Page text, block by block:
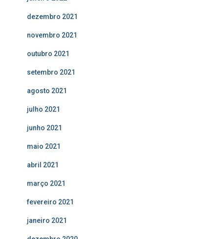
dezembro 2021
novembro 2021
outubro 2021
setembro 2021
agosto 2021
julho 2021
junho 2021
maio 2021
abril 2021
março 2021
fevereiro 2021
janeiro 2021